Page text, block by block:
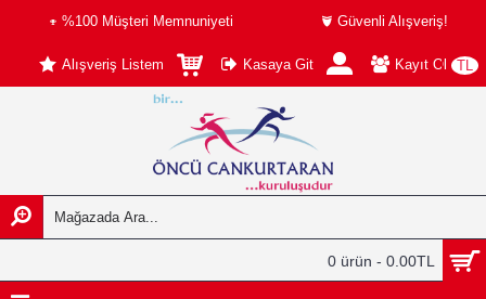
%100 Müşteri Memnuniyeti Güvenli Alışveriş!
TL
Alışveriş Listem Kasaya Git Kayıt Ol
0 ürün - 0.00TL